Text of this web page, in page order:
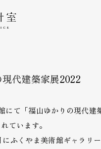
代建築家展2022
にて「福山ゆかりの現代建
ています。
ふくやま美術館ギャラリ